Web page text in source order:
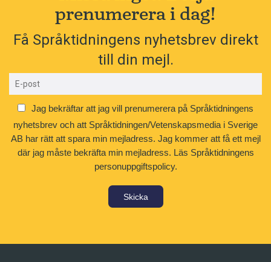
prenumerera i dag!
Få Språktidningens nyhetsbrev direkt
till din mejl.
Jag bekräftar att jag vill prenumerera på Språktidningens
nyhetsbrev och att Språktidningen/Vetenskapsmedia i Sverige
AB har rätt att spara min mejladress. Jag kommer att få ett mejl
där jag måste bekräfta min mejladress. Läs Språktidningens
personuppgiftspolicy.
Skicka